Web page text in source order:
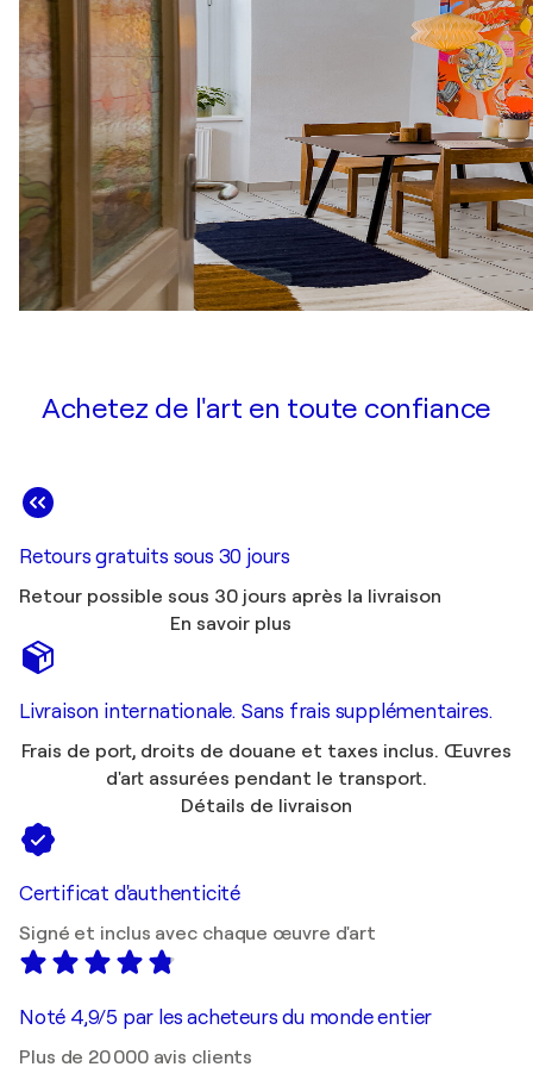
Achetez de l'art en toute confiance
Retours gratuits sous 30 jours
Retour possible sous 30 jours après la livraison
En savoir plus
Livraison internationale. Sans frais supplémentaires.
Frais de port, droits de douane et taxes inclus. Œuvres
d'art assurées pendant le transport.
Détails de livraison
Certificat d'authenticité
Signé et inclus avec chaque œuvre d'art
Noté 4,9/5 par les acheteurs du monde entier
Plus de 20 000 avis clients